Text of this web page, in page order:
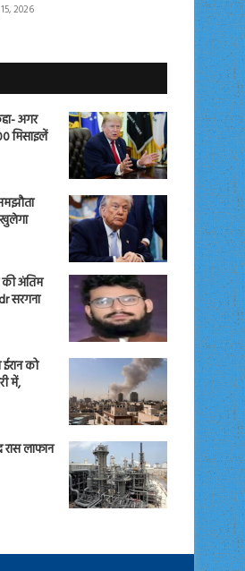
2026
अगर
मिसाइलें
की अंतिम
सरगना
को
में,
लाफान